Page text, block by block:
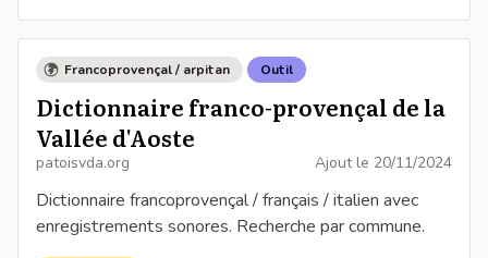
Francoprovençal / arpitan Outil
Dictionnaire franco-provençal de la
Vallée d'Aoste
patoisvda.org Ajout le 20/11/2024
Dictionnaire francoprovençal / français / italien avec
enregistrements sonores. Recherche par commune.